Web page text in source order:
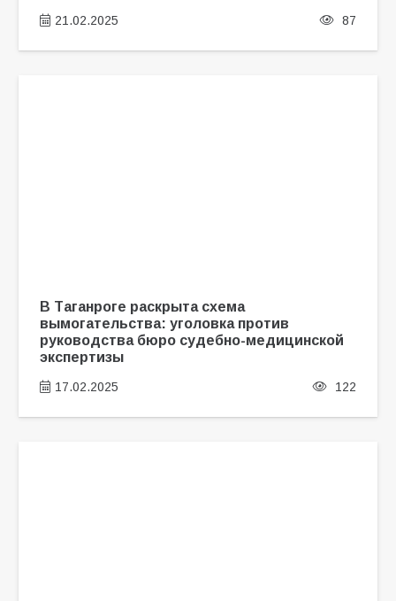
21.02.2025 87
В Таганроге раскрыта схема
вымогательства: уголовка против
руководства бюро судебно-медицинской
экспертизы
17.02.2025 122